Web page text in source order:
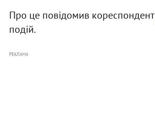
Про це повідомив кореспондент
подій.
РЕКЛАМА